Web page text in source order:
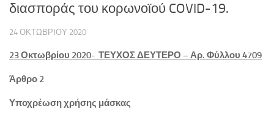
διασποράς του κορωνοϊού COVID-19.
24 ΟΚΤΩΒΡΊΟΥ 2020
23 Οκτωβρίου 2020- ΤΕΥΧΟΣ ΔΕΥΤΕΡΟ – Αρ. Φύλλου 4709
Άρθρο 2
Υποχρέωση χρήσης μάσκας